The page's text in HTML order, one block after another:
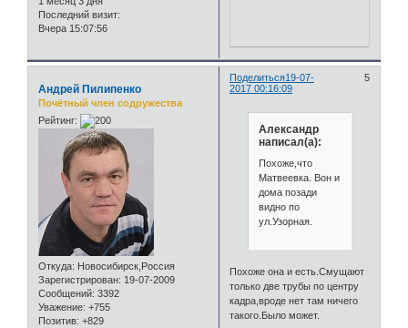
Последний визит:
Вчера 15:07:56
Поделиться 5
19-07-
2017 00:16:09
Андрей Пилипенко
Почётный член содружества
Рейтинг:
Откуда: Новосибирск,Россия
Зарегистрирован: 19-07-2009
Сообщений: 3392
Уважение: +755
Позитив: +829
Александр
написал(а):
Похоже,что
Матвеевка. Вон и
дома позади
видно по
ул.Узорная.
Похоже она и есть.Смущают
только две трубы по центру
кадра,вроде нет там ничего
такого.Было может.